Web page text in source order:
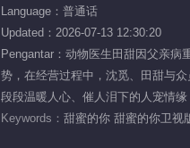
Language：普通话
Updated：2026-07-13 12:30:20
Pengantar：动物医生田甜因父亲病
势，在经营过程中，沈觅、田甜与
段段温暖人心、催人泪下的人宠情
Keywords： 甜蜜的你 甜蜜的你卫视